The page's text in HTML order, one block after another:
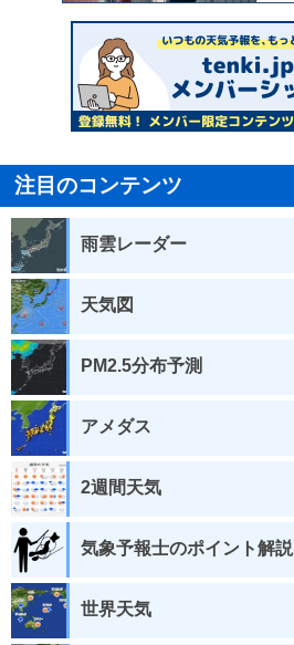
注目のコンテンツ
雨雲レーダー
天気図
PM2.5分布予測
アメダス
2週間天気
気象予報士のポイント解説
世界天気